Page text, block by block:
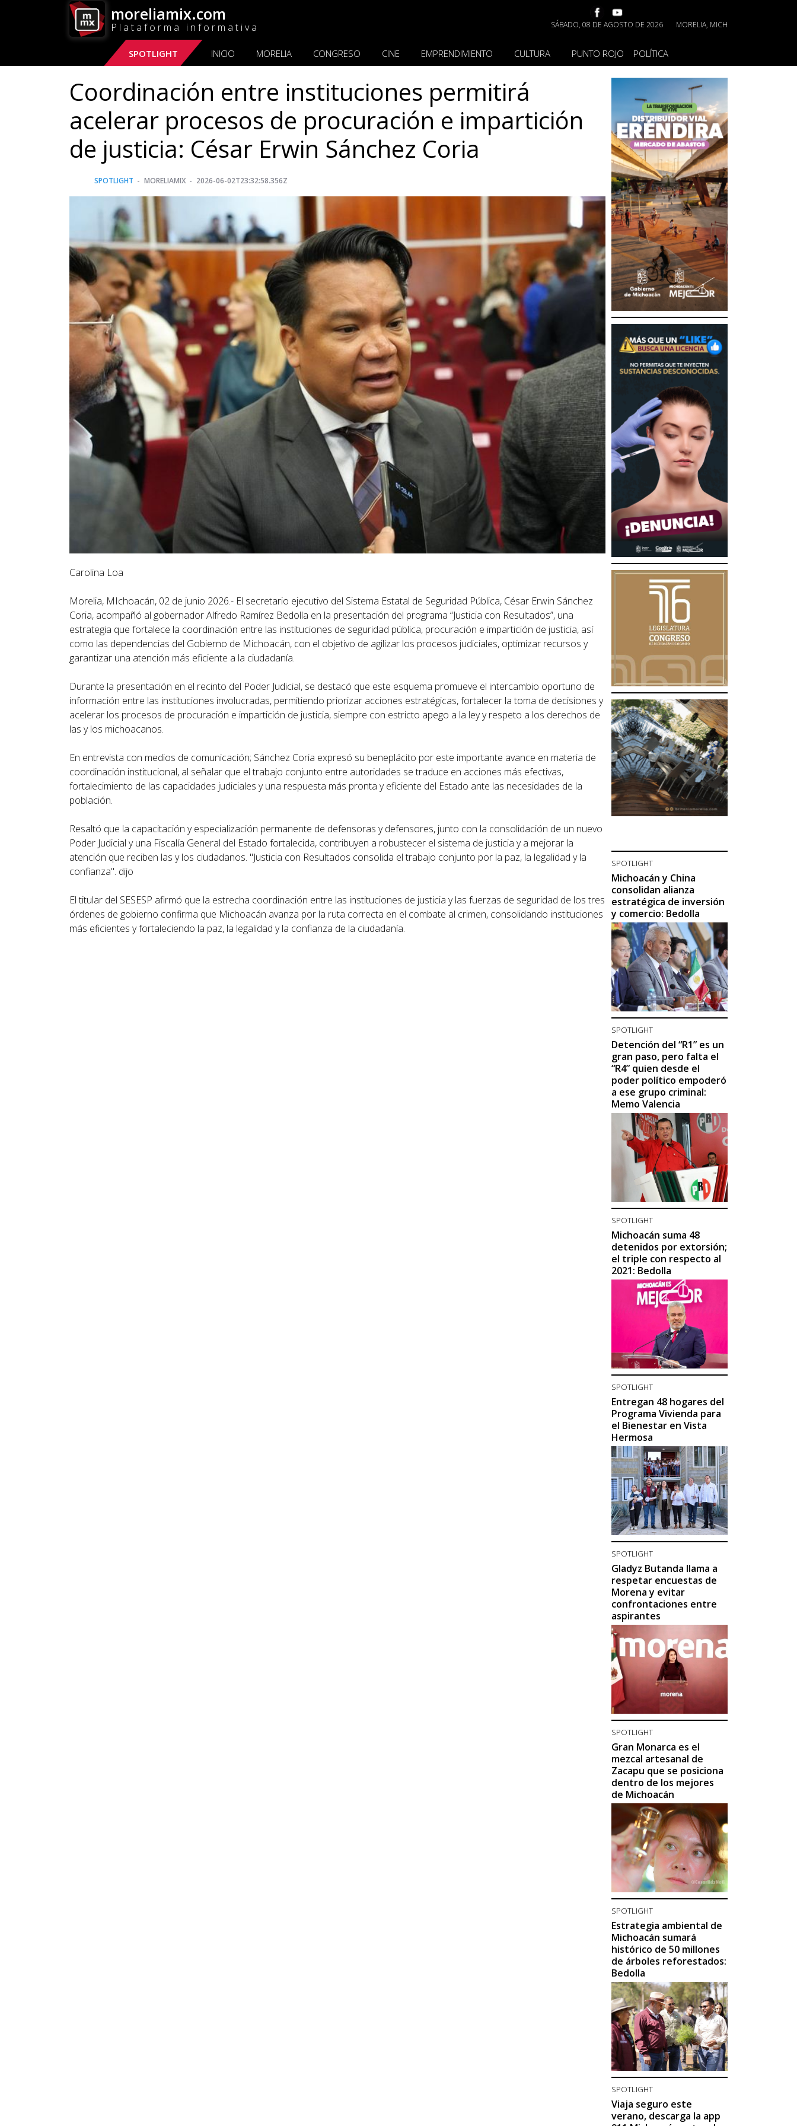
moreliamix.com
Plataforma informativa SÁBADO, 08 DE AGOSTO DE 2026 MORELIA, MICH
SPOTLIGHT INICIO MORELIA CONGRESO CINE EMPRENDIMIENTO CULTURA PUNTO ROJO POLÍTICA
Coordinación entre instituciones permitirá
acelerar procesos de procuración e impartición
de justicia: César Erwin Sánchez Coria
SPOTLIGHT MORELIAMIX 2026-06-02T23:32:58.356Z
Carolina Loa
Morelia, MIchoacán, 02 de junio 2026.- El secretario ejecutivo del Sistema Estatal de Seguridad Pública, César Erwin Sánchez
Coria, acompañó al gobernador Alfredo Ramírez Bedolla en la presentación del programa “Justicia con Resultados”, una
estrategia que fortalece la coordinación entre las instituciones de seguridad pública, procuración e impartición de justicia, así
como las dependencias del Gobierno de Michoacán, con el objetivo de agilizar los procesos judiciales, optimizar recursos y
garantizar una atención más eficiente a la ciudadanía.
Durante la presentación en el recinto del Poder Judicial, se destacó que este esquema promueve el intercambio oportuno de
información entre las instituciones involucradas, permitiendo priorizar acciones estratégicas, fortalecer la toma de decisiones y
acelerar los procesos de procuración e impartición de justicia, siempre con estricto apego a la ley y respeto a los derechos de
las y los michoacanos.
En entrevista con medios de comunicación; Sánchez Coria expresó su beneplácito por este importante avance en materia de
coordinación institucional, al señalar que el trabajo conjunto entre autoridades se traduce en acciones más efectivas,
fortalecimiento de las capacidades judiciales y una respuesta más pronta y eficiente del Estado ante las necesidades de la
población.
Resaltó que la capacitación y especialización permanente de defensoras y defensores, junto con la consolidación de un nuevo
Poder Judicial y una Fiscalía General del Estado fortalecida, contribuyen a robustecer el sistema de justicia y a mejorar la
atención que reciben las y los ciudadanos. "Justicia con Resultados consolida el trabajo conjunto por la paz, la legalidad y la
confianza". dijo
El titular del SESESP afirmó que la estrecha coordinación entre las instituciones de justicia y las fuerzas de seguridad de los tres
órdenes de gobierno confirma que Michoacán avanza por la ruta correcta en el combate al crimen, consolidando instituciones
más eficientes y fortaleciendo la paz, la legalidad y la confianza de la ciudadanía.
SPOTLIGHT
Michoacán y China
consolidan alianza
estratégica de inversión
y comercio: Bedolla
SPOTLIGHT
Detención del “R1” es un
gran paso, pero falta el
“R4” quien desde el
poder político empoderó
a ese grupo criminal:
Memo Valencia
SPOTLIGHT
Michoacán suma 48
detenidos por extorsión;
el triple con respecto al
2021: Bedolla
SPOTLIGHT
Entregan 48 hogares del
Programa Vivienda para
el Bienestar en Vista
Hermosa
SPOTLIGHT
Gladyz Butanda llama a
respetar encuestas de
Morena y evitar
confrontaciones entre
aspirantes
SPOTLIGHT
Gran Monarca es el
mezcal artesanal de
Zacapu que se posiciona
dentro de los mejores
de Michoacán
SPOTLIGHT
Estrategia ambiental de
Michoacán sumará
histórico de 50 millones
de árboles reforestados:
Bedolla
SPOTLIGHT
Viaja seguro este
verano, descarga la app